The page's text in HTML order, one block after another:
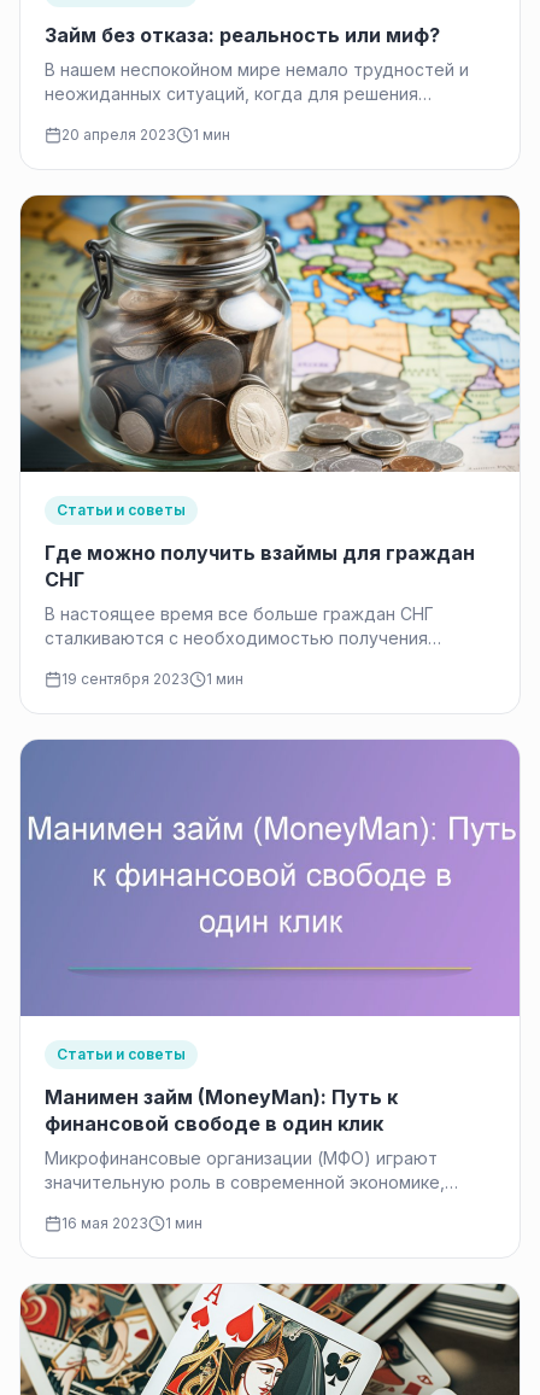
Займ без отказа: реальность или миф?
В нашем неспокойном мире немало трудностей и
неожиданных ситуаций, когда для решения
вопросы:…
20 апреля 2023 1 мин
Статьи и советы
Где можно получить взаймы для граждан
СНГ
В настоящее время все больше граждан СНГ
сталкиваются с необходимостью получения
19 сентября 2023 1 мин
Статьи и советы
Манимен займ (MoneyMan): Путь к
финансовой свободе в один клик
Микрофинансовые организации (МФО) играют
значительную роль в современной экономике,
малого и среднего…
16 мая 2023 1 мин